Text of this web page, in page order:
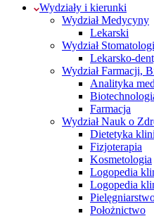
Wydziały i kierunki
Wydział Medycyny
Lekarski
Wydział
Lekarsko-
Wydział Farmacji,
Analityka
Farmacja
Wydział Nauk o
Dietetyka
Fizjoterapia
Kosmetologia
Logopedia
Logopedia
Położnictwo